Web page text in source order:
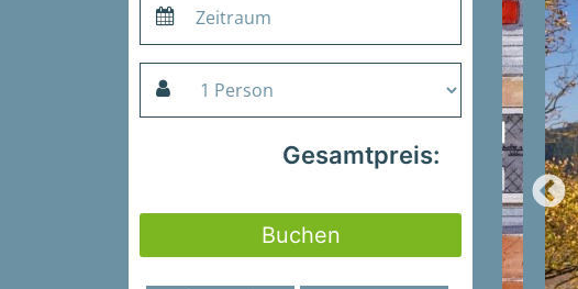
Gesamtpreis:
Buchen